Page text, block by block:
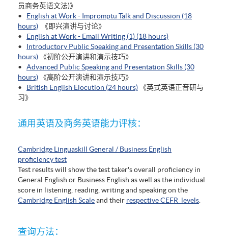
员商务英语文法)》
• English at Work - Impromptu Talk and Discussion (18
hours) 《即兴演讲与讨论》
• English at Work - Email Writing (1) (18 hours)
• Introductory Public Speaking and Presentation Skills (30
hours) 《初阶公开演讲和演示技巧》
• Advanced Public Speaking and Presentation Skills (30
hours) 《高阶公开演讲和演示技巧》
• British English Elocution (24 hours) 《英式英语正音研与
习》
通用英语及商务英语能力评核：
Cambridge Linguaskill General / Business English
proficiency test
Test results will show the test taker's overall proficiency in
General English or Business English as well as the individual
score in listening, reading, writing and speaking on the
Cambridge English Scaleand their respective CEFR levels
查询方法：